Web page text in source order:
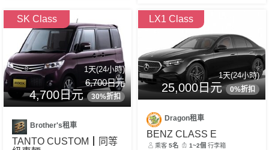
SK Class
1天(24小時)
6,700日元
4,700日元 30%折扣
Brother's租車
TANTO CUSTOM┃同等
LX1 Class
1天(24小時)
25,000日元 0%折扣
Dragon租車
BENZ CLASS E
乘客5名 1~2個 行李箱